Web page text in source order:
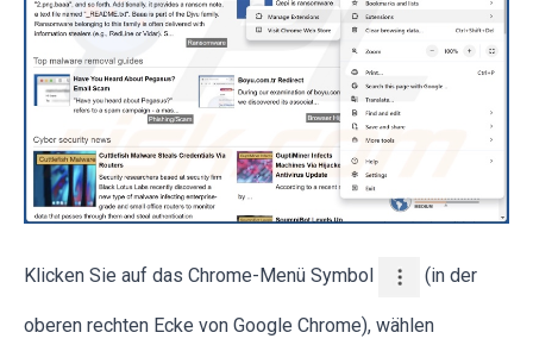
Klicken Sie auf das Chrome-Menü Symbol (in der
oberen rechten Ecke von Google Chrome), wählen